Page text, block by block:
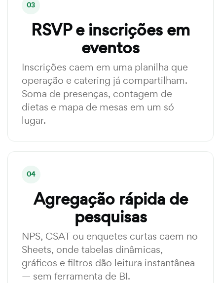
03
RSVP e inscrições em
eventos
Inscrições caem em uma planilha que
operação e catering já compartilham.
Soma de presenças, contagem de
dietas e mapa de mesas em um só
lugar.
04
Agregação rápida de
pesquisas
NPS, CSAT ou enquetes curtas caem no
Sheets, onde tabelas dinâmicas,
gráficos e filtros dão leitura instantânea
— sem ferramenta de BI.